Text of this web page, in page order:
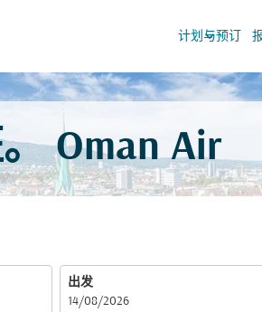
计划与预订
keyboard_arrow_down
Oman Air
出发
fc-booking-departure-date-aria-label
14/08/2026